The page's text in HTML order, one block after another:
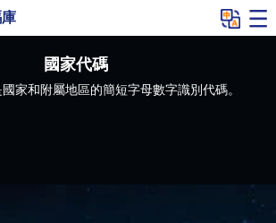
國家代碼
家和附屬地區的簡短字母數字識別代碼。